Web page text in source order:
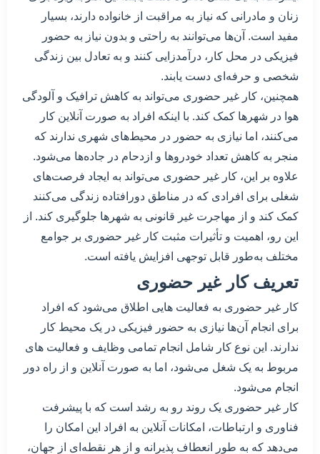
زنان و مادرانی که نیاز به مراقبت از خانواده دارند، بسیار
مفید است. آن‌ها می‌توانند به راحتی و بدون نیاز به حضور
فیزیکی در محل کار، درآمدزایی کنند و به تعادل بین زندگی
شخصی و حرفه‌ای دست یابند.
همچنین، کار غیر حضوری می‌تواند به کاهش ترافیک و آلودگی
هوا در شهرها کمک کند. با اینکه افراد به صورت آنلاین کار
می‌کنند، اما نیازی به حضور در محیط‌های شهری ندارند که
منجر به کاهش تعداد خودروها و ازدحام در جاده‌ها می‌شود.
علاوه بر این، کار غیر حضوری می‌تواند به ایجاد فرصت‌های
شغلی برای افرادی که در مناطق دورافتاده زندگی می‌کنند
کمک کند و از مهاجرت غیر قانونی به شهرها جلوگیری کند. از
این رو، اهمیت و تأثیرات مثبت کار غیر حضوری بر جوامع
مختلف به‌طور قابل توجهی افزایش یافته است.
تعریف کار غیر حضوری
کار غیر حضوری به فعالیت هایی اطلاق می‌شود که افراد
برای انجام آن‌ها نیازی به حضور فیزیکی در یک محیط کار
ندارند. این نوع کار شامل انجام تمامی وظایف و فعالیت های
مربوط به یک شغل می‌شود، اما به صورت آنلاین و از راه دور
انجام می‌شود.
کار غیر حضوری یک روند رو به رشد است که با پیشرفت
فناوری و ارتباطات، امکانات آنلاین به افراد این امکان را
می‌دهد که به طور انعطاف پذیرانه و از هر نقطه‌ای از جهان،